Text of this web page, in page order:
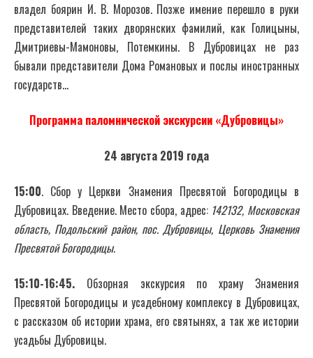
владел боярин И. В. Морозов. Позже имение перешло в руки
представителей таких дворянских фамилий, как Голицыны,
Дмитриевы-Мамоновы, Потемкины. В Дубровицах не раз
бывали представители Дома Романовых и послы иностранных
государств…
Программа паломнической экскурсии «Дубровицы»
24 августа 2019 года
15:00. Сбор у Церкви Знамения Пресвятой Богородицы в
Дубровицах. Введение. Место сбора, адрес: 142132, Московская
область, Подольский район, пос. Дубровицы, Церковь Знамения
Пресвятой Богородицы.
15:10-16:45. Обзорная экскурсия по храму Знамения
Пресвятой Богородицы и усадебному комплексу в Дубровицах,
с рассказом об истории храма, его святынях, а так же истории
усадьбы Дубровицы.